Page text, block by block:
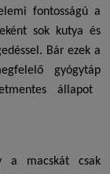
fontosságú a
sok kutya és
Bár ezek a
gyógytáp
állapot
a macskát csak